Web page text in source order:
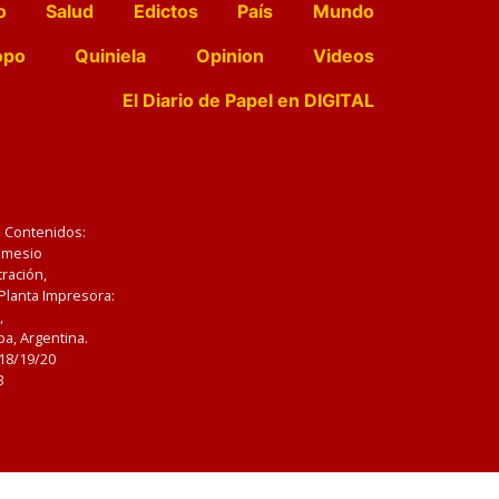
Salud Edictos País
Mundo
Quiniela Opinion
Videos
El Diario de Papel en DIGITAL
Impresora:
Argentina.
19/20